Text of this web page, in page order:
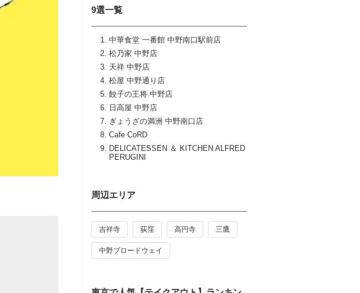
9選一覧
中華食堂 一番館 中野南口駅前店
松乃家 中野店
天祥 中野店
松屋 中野通り店
餃子の王将 中野店
日高屋 中野店
ぎょうざの満洲 中野南口店
Cafe CoRD
DELICATESSEN ＆ KITCHEN ALFRED
PERUGINI
周辺エリア
吉祥寺 荻窪 高円寺 三鷹
中野ブロードウェイ